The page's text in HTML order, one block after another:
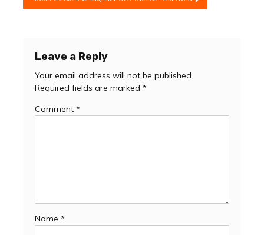
Leave a Reply
Your email address will not be published.
Required fields are marked *
Comment *
Name *